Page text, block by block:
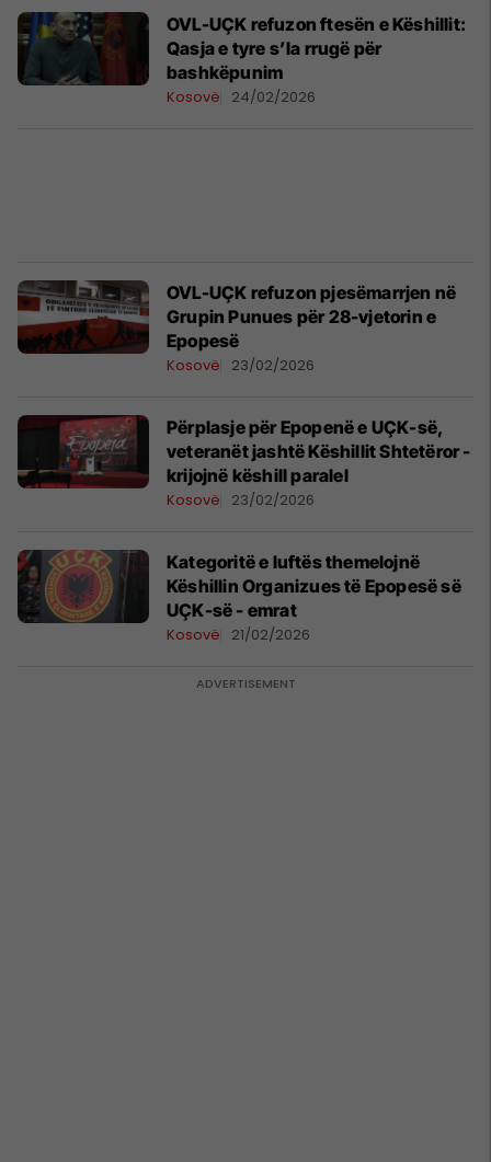
​OVL-UÇK refuzon ftesën e Këshillit:
Qasja e tyre s’la rrugë për
bashkëpunim
Kosovë 24/02/2026
OVL-UÇK refuzon pjesëmarrjen në
Grupin Punues për 28-vjetorin e
Epopesë
Kosovë 23/02/2026
Përplasje për Epopenë e UÇK-së,
veteranët jashtë Këshillit Shtetëror -
krijojnë këshill paralel
Kosovë 23/02/2026
Kategoritë e luftës themelojnë
Këshillin Organizues të Epopesë së
UÇK-së - emrat
Kosovë 21/02/2026